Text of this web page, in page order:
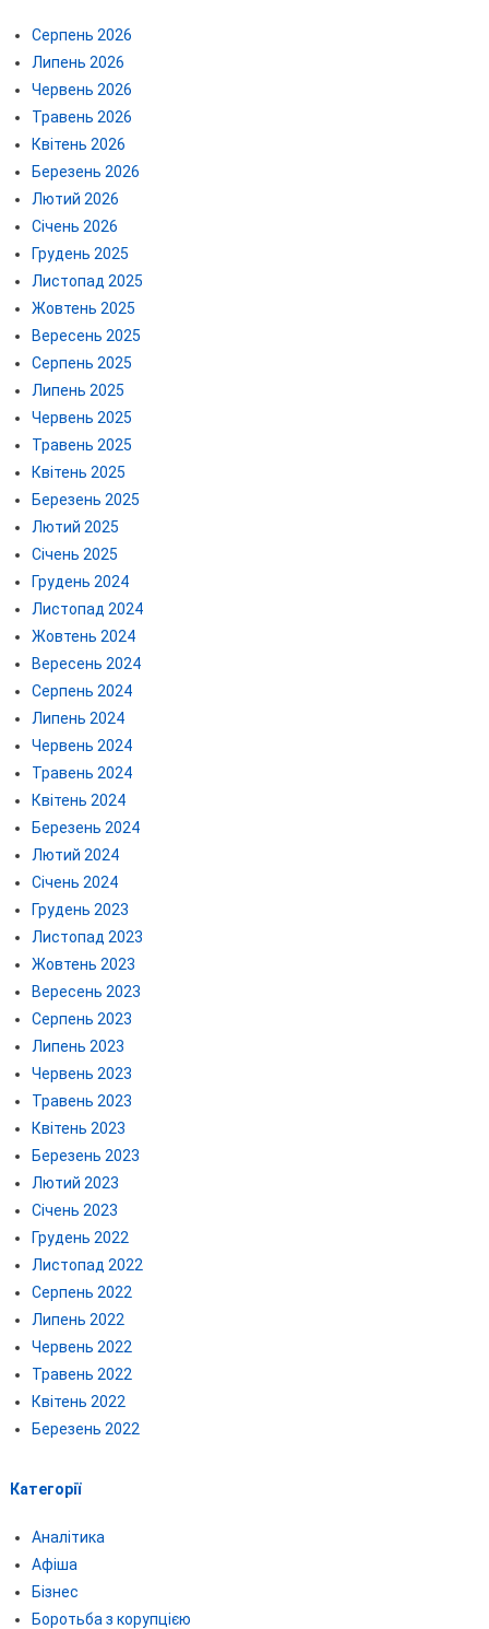
Серпень 2026
Липень 2026
Червень 2026
Травень 2026
Квітень 2026
Березень 2026
Лютий 2026
Січень 2026
Грудень 2025
Листопад 2025
Жовтень 2025
Вересень 2025
Серпень 2025
Липень 2025
Червень 2025
Травень 2025
Квітень 2025
Березень 2025
Лютий 2025
Січень 2025
Грудень 2024
Листопад 2024
Жовтень 2024
Вересень 2024
Серпень 2024
Липень 2024
Червень 2024
Травень 2024
Квітень 2024
Березень 2024
Лютий 2024
Січень 2024
Грудень 2023
Листопад 2023
Жовтень 2023
Вересень 2023
Серпень 2023
Липень 2023
Червень 2023
Травень 2023
Квітень 2023
Березень 2023
Лютий 2023
Січень 2023
Грудень 2022
Листопад 2022
Серпень 2022
Липень 2022
Червень 2022
Травень 2022
Квітень 2022
Березень 2022
Категорії
Аналітика
Афіша
Бізнес
Боротьба з корупцією